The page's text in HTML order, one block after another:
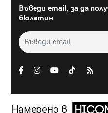
Въведи email, за да
бюлетин
Намерено в